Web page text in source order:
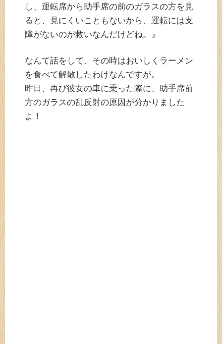
し、運転席から助手席の前のガラスの方を見
ると、見にくいこともないから、運転には支
障がないのが救いなんだけどね。』
なんて話をして、その時はおいしくラーメン
を食べて解散したわけなんですが。
昨日、再び彼女の車に乗った際に、助手席前
方のガラスの乱反射の原因が分かりました
よ！